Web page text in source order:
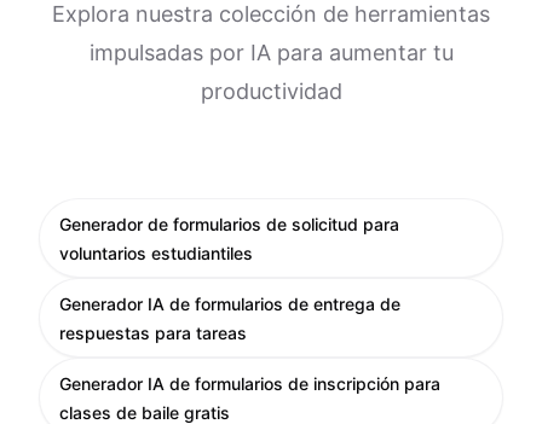
Explora nuestra colección de herramientas
impulsadas por IA para aumentar tu
productividad
Generador de formularios de solicitud para
voluntarios estudiantiles
Generador IA de formularios de entrega de
respuestas para tareas
Generador IA de formularios de inscripción para
clases de baile gratis